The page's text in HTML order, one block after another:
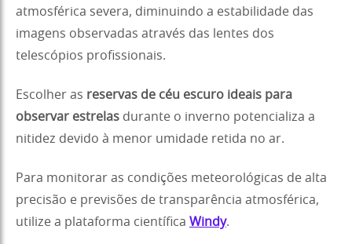
atmosférica severa, diminuindo a estabilidade das
imagens observadas através das lentes dos
telescópios profissionais.
Escolher as reservas de céu escuro ideais para
observar estrelas durante o inverno potencializa a
nitidez devido à menor umidade retida no ar.
Para monitorar as condições meteorológicas de alta
precisão e previsões de transparência atmosférica,
utilize a plataforma científica Windy.